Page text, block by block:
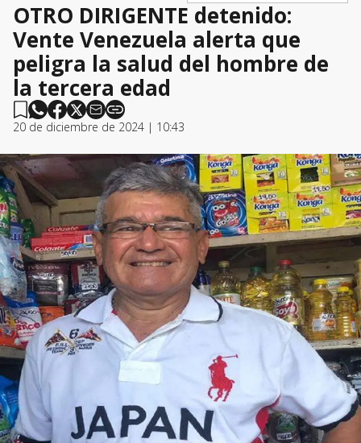
OTRO DIRIGENTE detenido:
Vente Venezuela alerta que
peligra la salud del hombre de
la tercera edad
20 de diciembre de 2024 | 10:43